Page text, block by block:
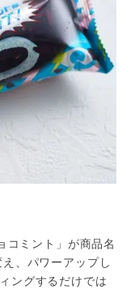
コミント」が商品名
え、パワーアップし
ングするだけでは